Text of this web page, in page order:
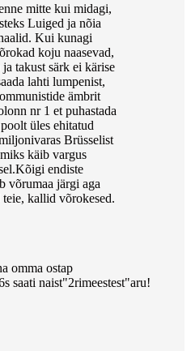
mitte kui midagi,
Luiged ja nõia
Kui kunagi
koju naasevad,
takust särk ei kärise
lahti lumpenist,
ämbrit
nr 1 et puhastada
üles ehitatud
Brüsselist
käib vargus
endiste
võrumaa järgi aga
kallid võrokesed.
omma ostap
saati naist"2rimeestest"aru!